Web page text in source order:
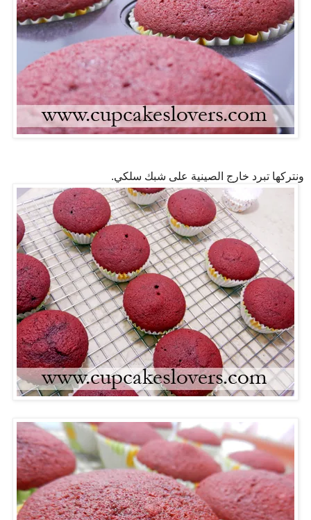
ونتركها تبرد خارج الصينية على شبك سلكي.